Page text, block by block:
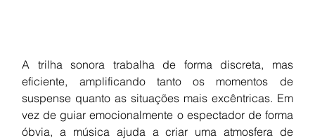
A trilha sonora trabalha de forma discreta, mas
eficiente, amplificando tanto os momentos de
suspense quanto as situações mais excêntricas. Em
vez de guiar emocionalmente o espectador de forma
óbvia, a música ajuda a criar uma atmosfera de